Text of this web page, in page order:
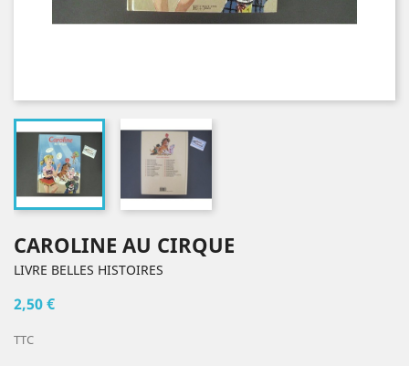
CAROLINE AU CIRQUE
LIVRE BELLES HISTOIRES
2,50 €
TTC